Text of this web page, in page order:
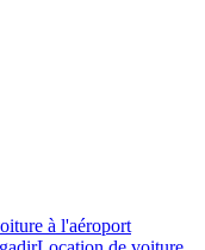
à l'aéroport